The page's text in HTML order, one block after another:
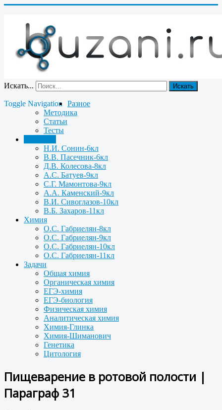
Искать... Искать
Toggle Navigation
Разное
Методика
Статьи
Тесты
Н.И. Сонин-6кл
В.В. Пасечник-6кл
Д.В. Колесова-8кл
А.С. Батуев-9кл
С.Г. Мамонтова-9кл
А.А. Каменский-9кл
В.И. Сивоглазов-10кл
В.Б. Захаров-11кл
Химия
О.С. Габриелян-8кл
О.С. Габриелян-9кл
О.С. Габриелян-10кл
О.С. Габриелян-11кл
Задачи
Общая химия
Органическая химия
ЕГЭ-химия
ЕГЭ-биология
Физическая химия
Аналитическая химия
Химия-Глинка
Химия-Шиманович
Генетика
Цитология
Пищеварение в ротовой полости |
Параграф 31